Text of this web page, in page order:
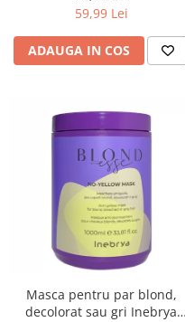
59,99 Lei
ADAUGA IN COS
Masca pentru par blond,
decolorat sau gri Inebrya